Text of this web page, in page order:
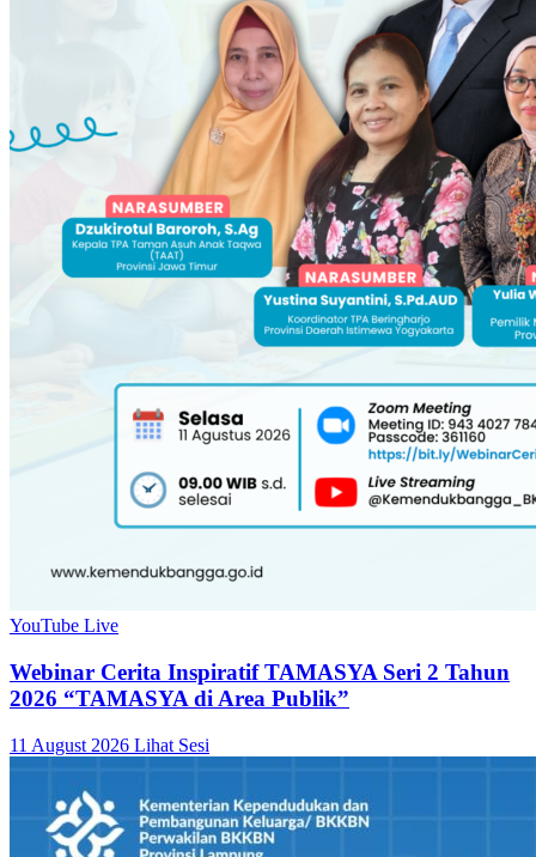
YouTube Live
Webinar Cerita Inspiratif TAMASYA Seri 2 Tahun
2026 “TAMASYA di Area Publik”
11 August 2026 Lihat Sesi